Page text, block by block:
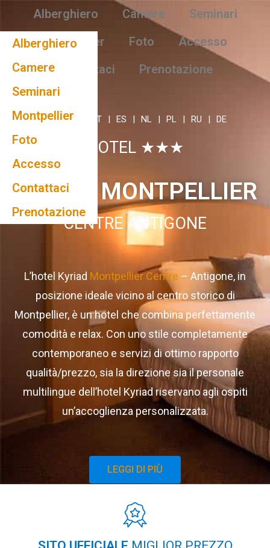
Alberghiero Camere
Seminari
Montpellier
Foto
Accesso
Contattaci
Prenotazione
Alberghiero
Camere
Seminari
Montpellier
Foto
Accesso
Contattaci
Prenotazione
EN | FR IT | ES | NL | PL | RU | DE
HOTEL ★★★
KYRIAD MONTPELLIER
CENTRE ANTIGONE
L’hotel Kyriad Montpellier Centre – Antigone, in
posizione ideale vicino al centro storico di
Montpellier, è un hotel che combina perfettamente
comodità e relax. Con uno stile completamente
contemporaneo e servizi di ottimo rapporto
qualità/prezzo, sia la direzione sia il personale
multilingue dell’hotel Kyriad riservano agli ospiti
un’accoglienza personalizzata.
LEGGI DI PIÙ